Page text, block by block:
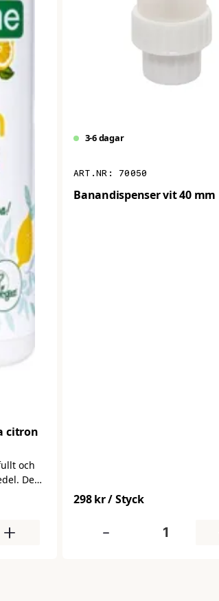
citron
och
Den
av
+
3-6 dagar
70050
Banandispenser vit 40 mm
298 kr/ Styck
-